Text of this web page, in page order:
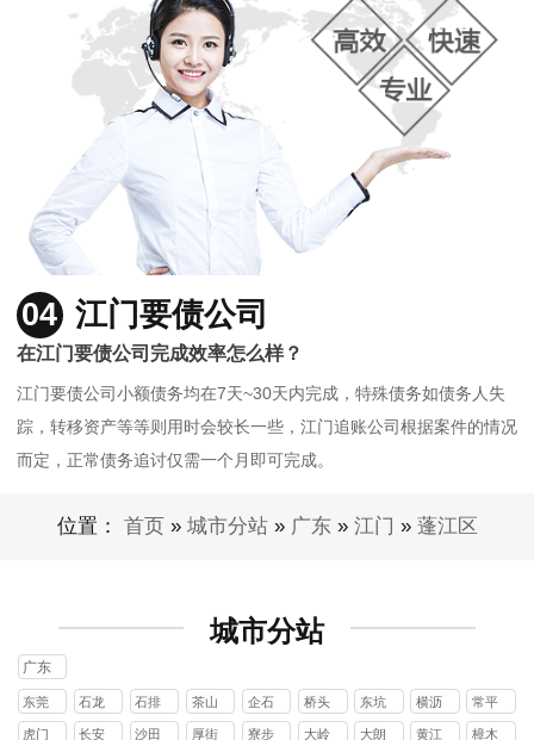
04 江门要债公司
在江门要债公司完成效率怎么样？
江门要债公司小额债务均在7天~30天内完成，特殊债务如债务人失
踪，转移资产等等则用时会较长一些，江门追账公司根据案件的情况
而定，正常债务追讨仅需一个月即可完成。
位置： 首页 » 城市分站» 广东» 江门 » 蓬江区
城市分站
广东
东莞
石龙
镇
石排
镇
茶山
镇
企石
镇
桥头
镇
东坑
镇
横沥
镇
常平
镇
虎门
长安
沙田
厚街
寮步
大岭
大朗
黄江
樟木